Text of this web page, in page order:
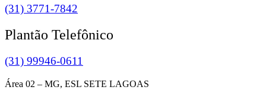
(31) 3771-7842
Plantão Telefônico
(31) 99946-0611
Área 02 – MG, ESL SETE LAGOAS